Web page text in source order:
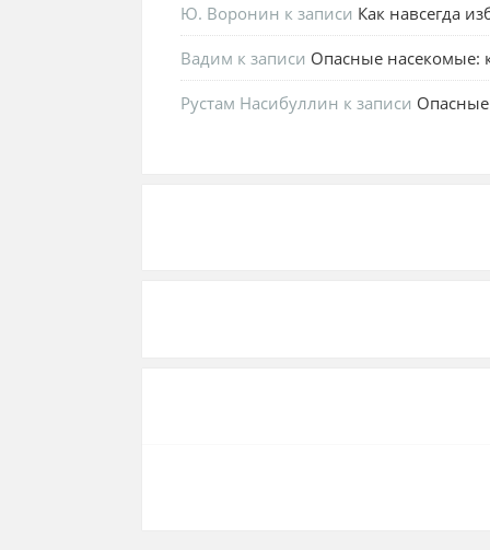
Ю. Воронин к записи Как навсегда
Вадим к записи Опасные насекомые:
Рустам Насибуллин к записи Опасные